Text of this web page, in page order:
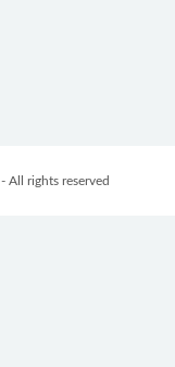
- All rights reserved